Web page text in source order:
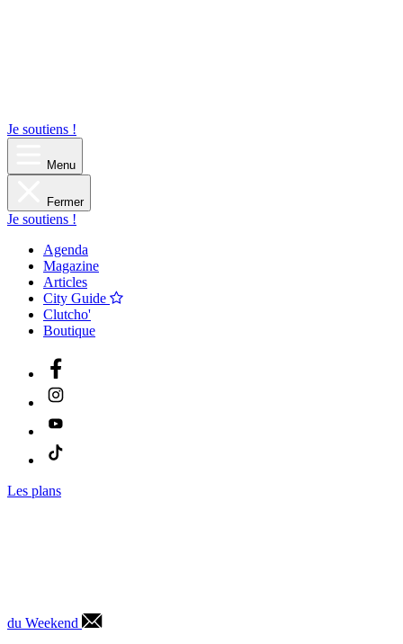
Je soutiens !
Menu
Fermer
Je soutiens !
Agenda
Magazine
Articles
City Guide
Clutcho'
Boutique
Les plans
du Weekend